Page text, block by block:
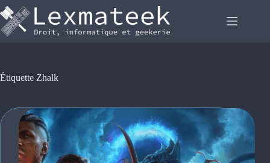
Passer
au
contenu
Étiquette Zhalk